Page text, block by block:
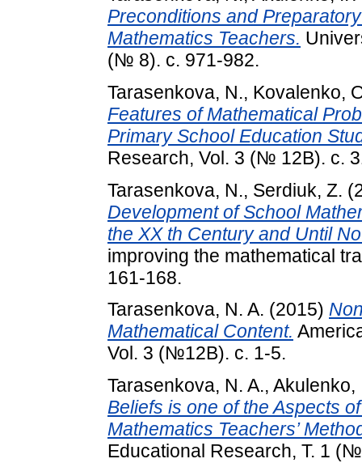
Preconditions and
Mathematics Teachers.
(№ 8). с. 971-982.
Tarasenkova, N., Kovalenko,
Features of Mathematical
Primary School Education
Research, Vol. 3 (№ 12В). с.
Tarasenkova, N., Serdiuk, Z.
Development of School
the XX th Century and Until
improving the mathematical
161-168.
Tarasenkova, N. A. (2015)
Mathematical Content.
Vol. 3 (№12B). с. 1-5.
Tarasenkova, N. A., Akulenko,
Beliefs is one of the Aspects
Mathematics Teachers’
Educational Research, Т. 1